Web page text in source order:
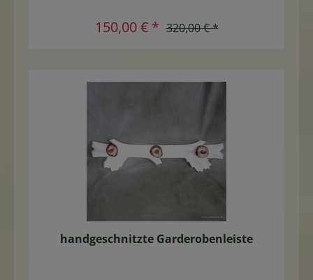
150,00 € * 320,00 € *
handgeschnitzte Garderobenleiste